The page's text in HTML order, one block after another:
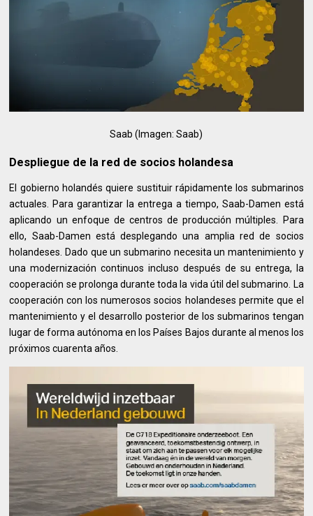
Saab (Imagen: Saab)
Despliegue de la red de socios holandesa
El gobierno holandés quiere sustituir rápidamente los submarinos
actuales. Para garantizar la entrega a tiempo, Saab-Damen está
aplicando un enfoque de centros de producción múltiples. Para
ello, Saab-Damen está desplegando una amplia red de socios
holandeses. Dado que un submarino necesita un mantenimiento y
una modernización continuos incluso después de su entrega, la
cooperación se prolonga durante toda la vida útil del submarino. La
cooperación con los numerosos socios holandeses permite que el
mantenimiento y el desarrollo posterior de los submarinos tengan
lugar de forma autónoma en los Países Bajos durante al menos los
próximos cuarenta años.